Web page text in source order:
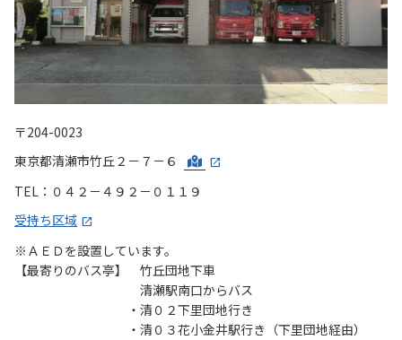
〒204-0023
東京都清瀬市竹丘２－７－６
TEL：０４２－４９２－０１１９
受持ち区域
※ＡＥＤを設置しています。
【最寄りのバス亭】 竹丘団地下車
清瀬駅南口からバス
・清０２下里団地行き
・清０３花小金井駅行き（下里団地経由）